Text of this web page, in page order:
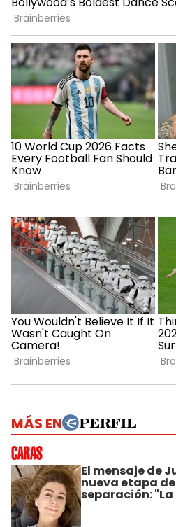
MÁS EN
El mensaje de
nueva etapa de
separación: